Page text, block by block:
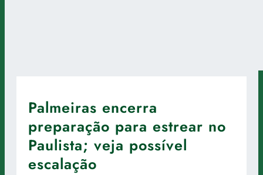
Palmeiras encerra
preparação para estrear no
Paulista; veja possível
escalação